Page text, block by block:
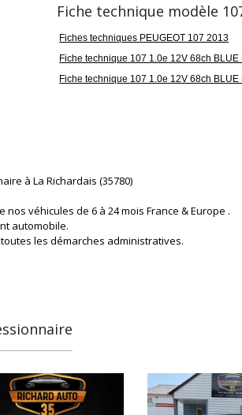
Fiche technique modèle
Fiches techniques PEUGEOT 107 2013
Fiche technique 107 1.0e 12V 68ch BLUE
Fiche technique 107 1.0e 12V 68ch BLUE
à La Richardais (35780)
nos véhicules de 6 à 24 mois France & Europe .
automobile.
les démarches administratives.